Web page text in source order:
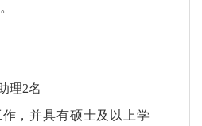
理2名
，并具有硕士及以上学